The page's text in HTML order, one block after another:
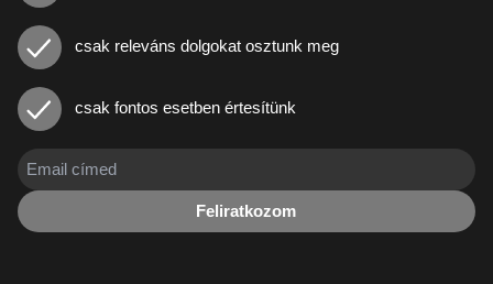
csak releváns dolgokat osztunk meg
csak fontos esetben értesítünk
Feliratkozom